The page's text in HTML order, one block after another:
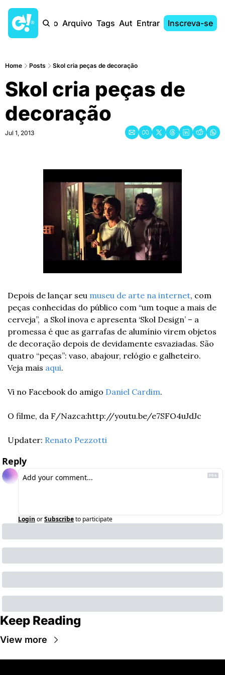
Início Arquivo Tags AutoresEntrar Inscreva-se
Home Posts Skol cria peças de decoração
Skol cria peças de
decoração
Jul 1, 2013
Depois de lançar seu museu de arte na internet, com
peças conhecidas do público com “um toque a mais de
cerveja”,  a Skol inova e apresenta ‘Skol Design’ – a
promessa é que as garrafas de alumínio virem objetos
de decoração depois de devidamente esvaziadas. São
quatro “peças”: vaso, abajour, relógio e galheteiro.
Veja mais aqui.
Vi no Facebook do amigo Daniel Cardim.
O filme, da F/Nazca:http://youtu.be/e7SFO4uJdJc
Updater: Renato Pezzotti
Reply
Login orSubscribeto participate
Keep Reading
View more